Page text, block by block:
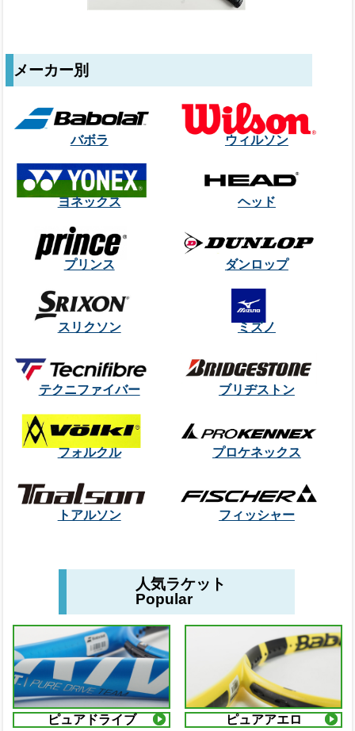
メーカー別
バボラ ウィルソン
ヨネックス ヘッド
プリンス ダンロップ
スリクソン ミズノ
テクニファイバー ブリヂストン
フォルクル プロケネックス
トアルソン フィッシャー
人気ラケット
Popular
ピュアドライブ ピュアアエロ